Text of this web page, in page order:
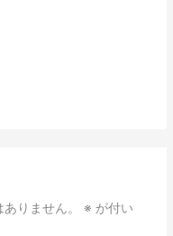
りません。 ※ が付い